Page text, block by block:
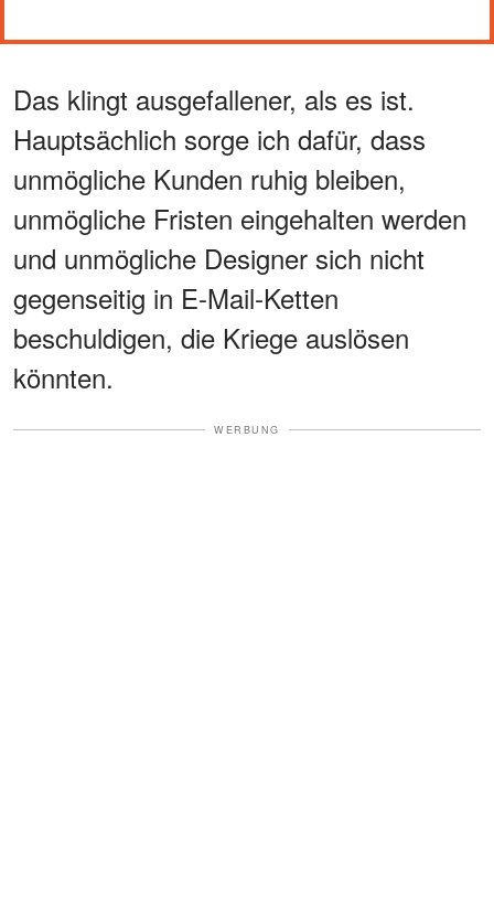
Das klingt ausgefallener, als es ist.
Hauptsächlich sorge ich dafür, dass
unmögliche Kunden ruhig bleiben,
unmögliche Fristen eingehalten werden
und unmögliche Designer sich nicht
gegenseitig in E-Mail-Ketten
beschuldigen, die Kriege auslösen
könnten.
WERBUNG